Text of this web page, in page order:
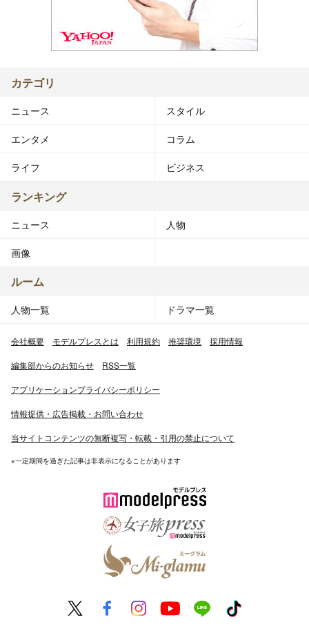
カテゴリ
ニュース スタイル
エンタメ コラム
ライフ ビジネス
ランキング
ニュース 人物
画像
ルーム
人物一覧 ドラマ一覧
会社概要 モデルプレスとは 利用規約 推奨環境 採用情報
編集部からのお知らせ RSS一覧
アプリケーションプライバシーポリシー
情報提供・広告掲載・お問い合わせ
当サイトコンテンツの無断複写・転載・引用の禁止について
※一定期間を過ぎた記事は非表示になることがあります